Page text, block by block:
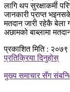
लागि थप सुरक्षाकर्मी
जानकारी प्राप्त
मतदान जारी रहेकै बेला
अछामको बाब्लामा
प्रकाशित मिति :
प्रतिक्रिया दिनुहोस्
मुख्य समाचार सँग